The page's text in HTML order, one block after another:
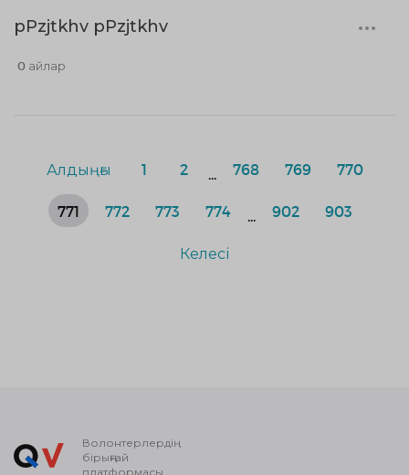
pPzjtkhv pPzjtkhv
0 айлар
Алдыңғы 1 2 768 769 770
771 772 773 774 902 903
Келесі
Волонтерлердің
бірыңғай
платформасы